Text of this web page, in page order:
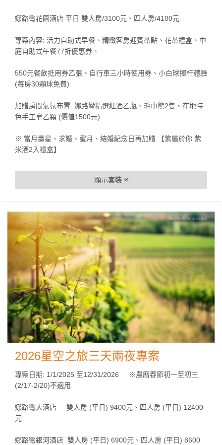
娜路彎花園酒店 平日 雙人房/3100元、四人房/4100元
專案內容: 活力自助式早餐、精緻客房迎賓茶點、花茶禮盒、中
庭自助式午餐77折優惠券、
550元餐飲抵用券乙張、自行車三小時使用券、小白球揮杆體驗
(每房30顆球免費)
加贈房間氣氛布置: 娜路彎精選紅酒乙瓶、毛巾熊2隻、在地特
色手工皂乙顆 (價值1500元)
※ 當月壽星、求婚、蜜月、結婚紀念日再加贈 【紫屬於你 紫
米酒2入禮盒】
顯示套裝
2026星空之旅三天兩夜專案
專案日期: 1/1/2025 至12/31/2026 ※農曆春節初一至初三
(2/17-2/20)不適用
娜路彎大酒店 雙人房 (平日) 9400元、四人房 (平日) 12400
元
娜路彎銀河酒店 雙人房 (平日) 6900元、四人房 (平日) 8600